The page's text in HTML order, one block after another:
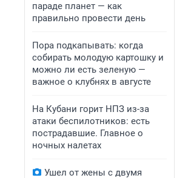
параде планет — как
правильно провести день
Пора подкапывать: когда
собирать молодую картошку и
можно ли есть зеленую —
важное о клубнях в августе
На Кубани горит НПЗ из-за
атаки беспилотников: есть
пострадавшие. Главное о
ночных налетах
Ушел от жены с двумя